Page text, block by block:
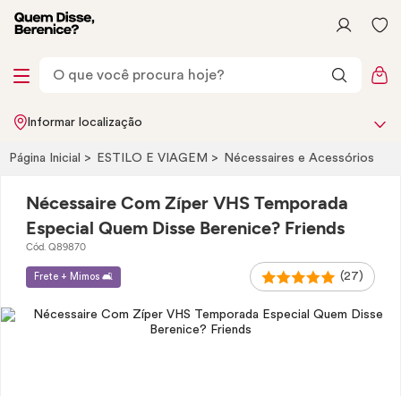
Informar localização
Página Inicial ESTILO E VIAGEM Nécessaires e Acessórios
Nécessaire Com Zíper VHS Temporada
Especial Quem Disse Berenice? Friends
Cód. Q89870
Frete + Mimos 🛋️ (27)